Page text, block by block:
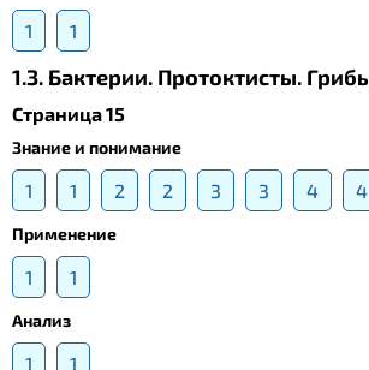
1 1
1.3. Бактерии. Протоктисты.
Страница 15
Знание и понимание
1 1 2 2 3 3 4 4
Применение
1 1
Анализ
1 1